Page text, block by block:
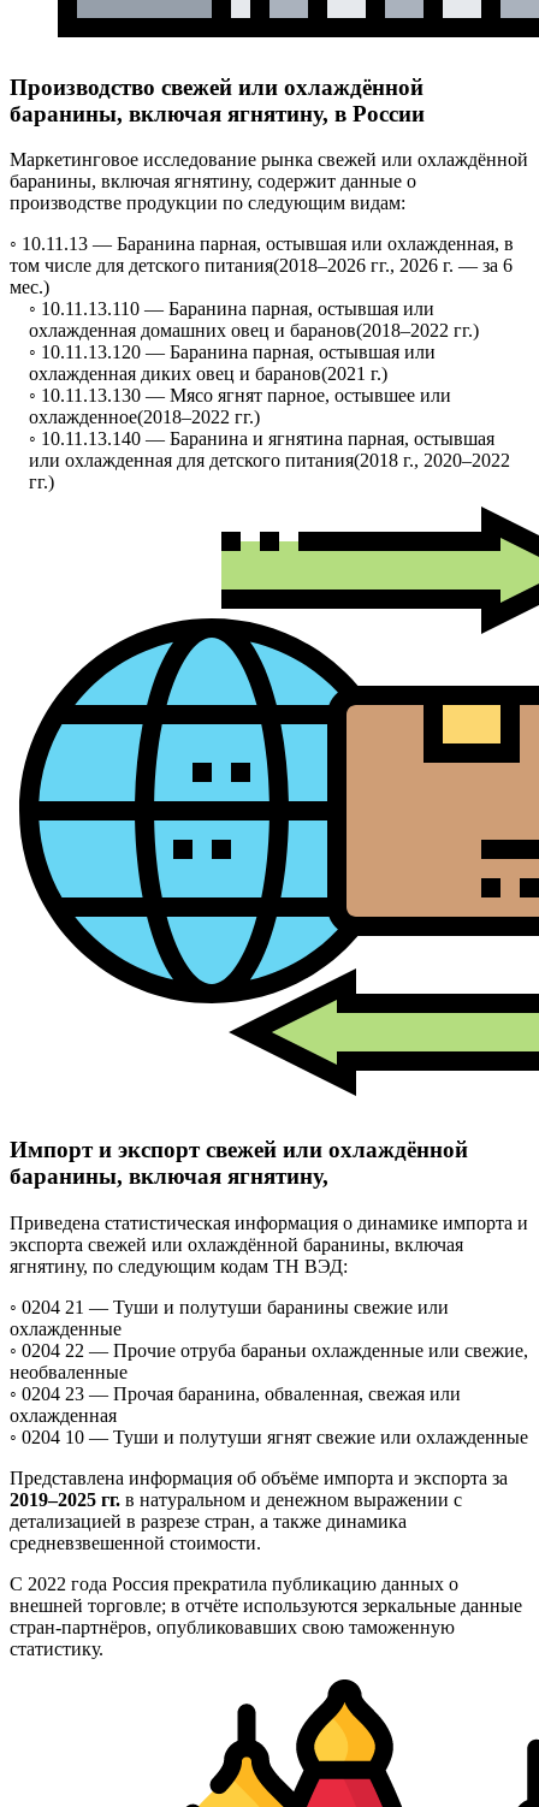
Производство свежей или охлаждённой
баранины, включая ягнятину, в России
Маркетинговое исследование рынка свежей или охлаждённой
баранины, включая ягнятину, содержит данные о
производстве продукции по следующим видам:
◦ 10.11.13 — Баранина парная, остывшая или охлажденная, в
том числе для детского питания(2018–2026 гг., 2026 г. — за 6
мес.)
◦ 10.11.13.110 — Баранина парная, остывшая или
охлажденная домашних овец и баранов(2018–2022 гг.)
◦ 10.11.13.120 — Баранина парная, остывшая или
охлажденная диких овец и баранов(2021 г.)
◦ 10.11.13.130 — Мясо ягнят парное, остывшее или
охлажденное(2018–2022 гг.)
◦ 10.11.13.140 — Баранина и ягнятина парная, остывшая
или охлажденная для детского питания(2018 г., 2020–2022
гг.)
Импорт и экспорт свежей или охлаждённой
баранины, включая ягнятину,
Приведена статистическая информация о динамике импорта и
экспорта свежей или охлаждённой баранины, включая
ягнятину, по следующим кодам ТН ВЭД:
◦ 0204 21 — Туши и полутуши баранины свежие или
охлажденные
◦ 0204 22 — Прочие отруба бараньи охлажденные или свежие,
необваленные
◦ 0204 23 — Прочая баранина, обваленная, свежая или
охлажденная
◦ 0204 10 — Туши и полутуши ягнят свежие или охлажденные
Представлена информация об объёме импорта и экспорта за
2019–2025 гг. в натуральном и денежном выражении с
детализацией в разрезе стран, а также динамика
средневзвешенной стоимости.
С 2022 года Россия прекратила публикацию данных о
внешней торговле; в отчёте используются зеркальные данные
стран-партнёров, опубликовавших свою таможенную
статистику.